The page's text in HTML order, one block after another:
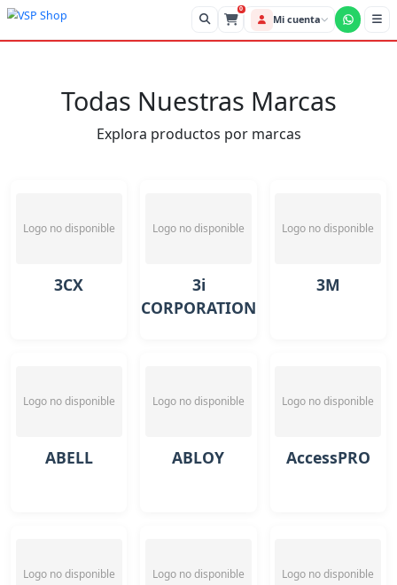
Mi
Todas Nuestras Marcas
Explora productos por marcas
Logo no disponible
3CX
Logo no disponible
3i
CORPORATION
Logo no disponible
3M
Logo no disponible
ABELL
Logo no disponible
ABLOY
Logo no disponible
AccessPRO
Logo no disponible Logo no disponible Logo no disponible